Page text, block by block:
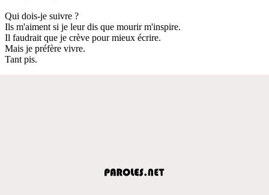
Qui dois-je suivre ?
Ils m'aiment si je leur dis que mourir m'inspire.
Il faudrait que je crève pour mieux écrire.
Mais je préfère vivre.
Tant pis.